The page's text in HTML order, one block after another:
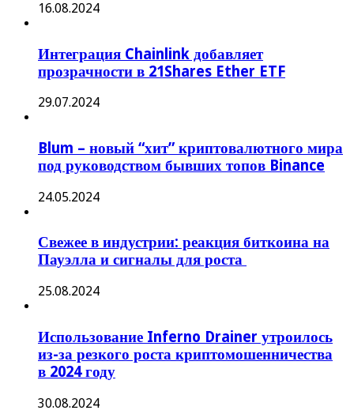
16.08.2024
Интеграция Chainlink добавляет
прозрачности в 21Shares Ether ETF
29.07.2024
Blum – новый “хит” криптовалютного мира
под руководством бывших топов Binance
24.05.2024
Свежее в индустрии: реакция биткоина на
Пауэлла и сигналы для роста
25.08.2024
Использование Inferno Drainer утроилось
из-за резкого роста криптомошенничества
в 2024 году
30.08.2024